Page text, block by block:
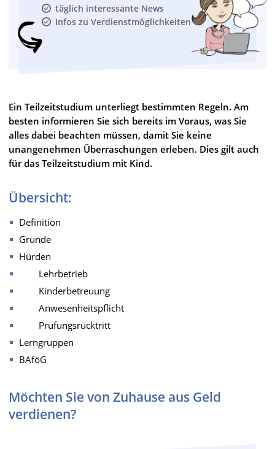
täglich interessante News
Infos zu Verdienstmöglichkeiten
Ein Teilzeitstudium unterliegt bestimmten Regeln. Am
besten informieren Sie sich bereits im Voraus, was Sie
alles dabei beachten müssen, damit Sie keine
unangenehmen Überraschungen erleben. Dies gilt auch
für das Teilzeitstudium mit Kind.
Übersicht:
Definition
Gründe
Hürden
Lehrbetrieb
Kinderbetreuung
Anwesenheitspflicht
Prüfungsrücktritt
Lerngruppen
BAföG
Möchten Sie von Zuhause aus Geld
verdienen?